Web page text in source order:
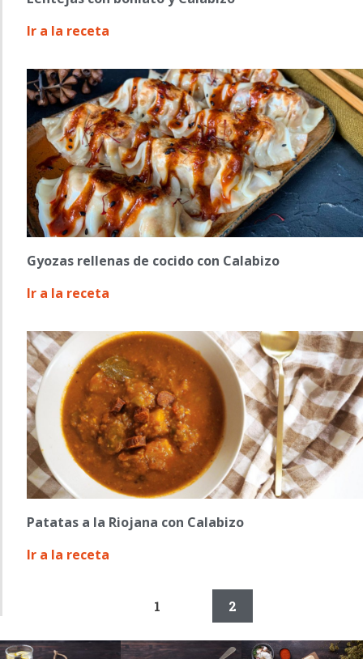
Ir a la receta
Gyozas rellenas de cocido con Calabizo
Ir a la receta
Patatas a la Riojana con Calabizo
Ir a la receta
1 2